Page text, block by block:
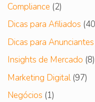
Compliance (2)
Dicas para Afiliados
Dicas para Anunciantes
Insights de Mercado (8)
Marketing Digital(97)
Negócios (1)